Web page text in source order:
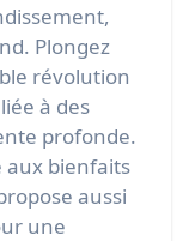
Plongez
révolution
à des
profonde.
aux bienfaits
aussi
une